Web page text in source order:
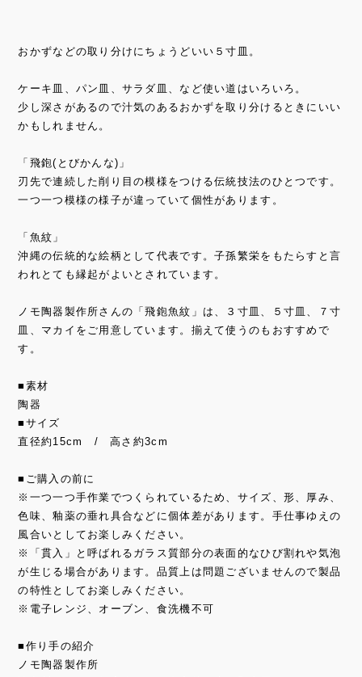
おかずなどの取り分けにちょうどいい５寸皿。
ケーキ皿、パン皿、サラダ皿、など使い道はいろいろ。
少し深さがあるので汁気のあるおかずを取り分けるときにいい
かもしれません。
「飛鉋(とびかんな)」
刃先で連続した削り目の模様をつける伝統技法のひとつです。
一つ一つ模様の様子が違っていて個性があります。
「魚紋」
沖縄の伝統的な絵柄として代表です。子孫繁栄をもたらすと言
われとても縁起がよいとされています。
ノモ陶器製作所さんの「飛鉋魚紋」は、３寸皿、５寸皿、７寸
皿、マカイをご用意しています。揃えて使うのもおすすめで
す。
■素材
陶器
■サイズ
直径約15cm / 高さ約3cm
■ご購入の前に
※一つ一つ手作業でつくられているため、サイズ、形、厚み、
色味、釉薬の垂れ具合などに個体差があります。手仕事ゆえの
風合いとしてお楽しみください。
※「貫入」と呼ばれるガラス質部分の表面的なひび割れや気泡
が生じる場合があります。品質上は問題ございませんので製品
の特性としてお楽しみください。
※電子レンジ、オーブン、食洗機不可
■作り手の紹介
ノモ陶器製作所